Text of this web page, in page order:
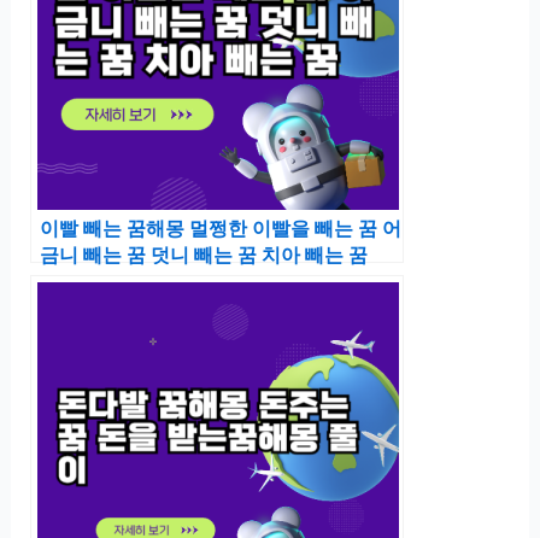
이빨 빼는 꿈해몽 멀쩡한 이빨을 빼는 꿈 어
금니 빼는 꿈 덧니 빼는 꿈 치아 빼는 꿈